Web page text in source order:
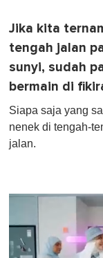
Jika kita
tengah jalan
sunyi, sudah
bermain di
Siapa saja yang
nenek di tengah-
jalan.